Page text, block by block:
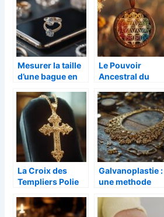
femmes ?
Mesurer la taille
d’une bague en
complet du
baguier virtuel
sans impression
Le Pouvoir
Ancestral du
de Vie 7 Chakras
en Bois Sculpté
La Croix des
Templiers Polie
de l’Art Religieux
du Moyen Âge
Galvanoplastie :
une methode
redorer vos
bijoux avec un